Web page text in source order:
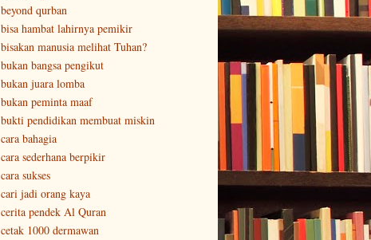
beyond qurban
bisa hambat lahirnya pemikir
bisakan manusia melihat Tuhan?
bukan bangsa pengikut
bukan juara lomba
bukan peminta maaf
bukti pendidikan membuat miskin
cara bahagia
cara sederhana berpikir
cara sukses
cari jadi orang kaya
cerita pendek Al Quran
cetak 1000 dermawan